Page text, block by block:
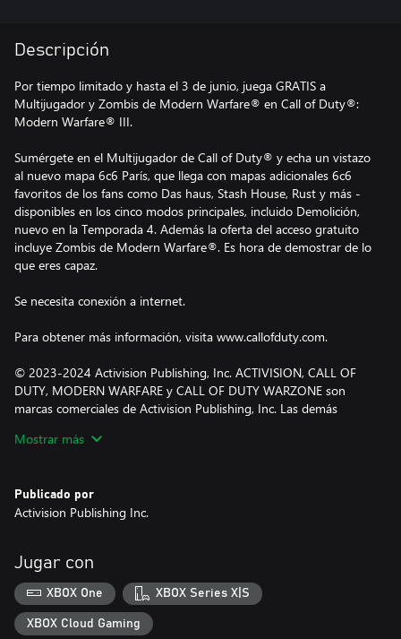
Descripción
Por tiempo limitado y hasta el 3 de junio, juega GRATIS a
Multijugador y Zombis de Modern Warfare® en Call of Duty®:
Modern Warfare® III.
Sumérgete en el Multijugador de Call of Duty® y echa un vistazo
al nuevo mapa 6c6 París, que llega con mapas adicionales 6c6
favoritos de los fans como Das haus, Stash House, Rust y más -
disponibles en los cinco modos principales, incluido Demolición,
nuevo en la Temporada 4. Además la oferta del acceso gratuito
incluye Zombis de Modern Warfare®. Es hora de demostrar de lo
que eres capaz.
Se necesita conexión a internet.
Para obtener más información, visita www.callofduty.com.
© 2023-2024 Activision Publishing, Inc. ACTIVISION, CALL OF
DUTY, MODERN WARFARE y CALL OF DUTY WARZONE son
marcas comerciales de Activision Publishing, Inc. Las demás
respectivos dueños. Este producto contiene tecnología de
Mostrar más
Publicado por
Activision Publishing Inc.
Jugar con
XBOX One XBOX Series X|S
XBOX Cloud Gaming